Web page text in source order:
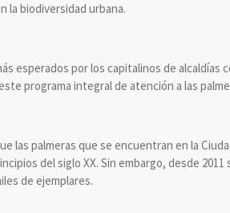
la biodiversidad urbana.
esperados por los capitalinos de
programa integral de atención a las
las palmeras que se encuentran en la
del siglo XX. Sin embargo, desde
de ejemplares.